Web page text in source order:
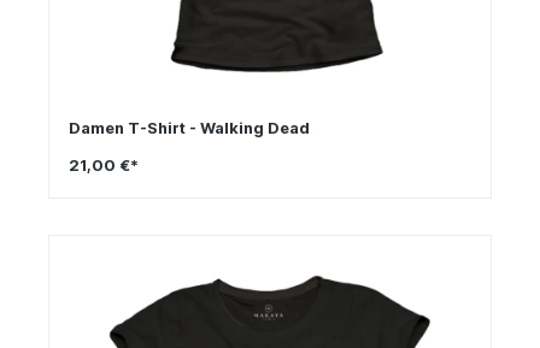
Damen T-Shirt - Walking Dead
21,00 €*